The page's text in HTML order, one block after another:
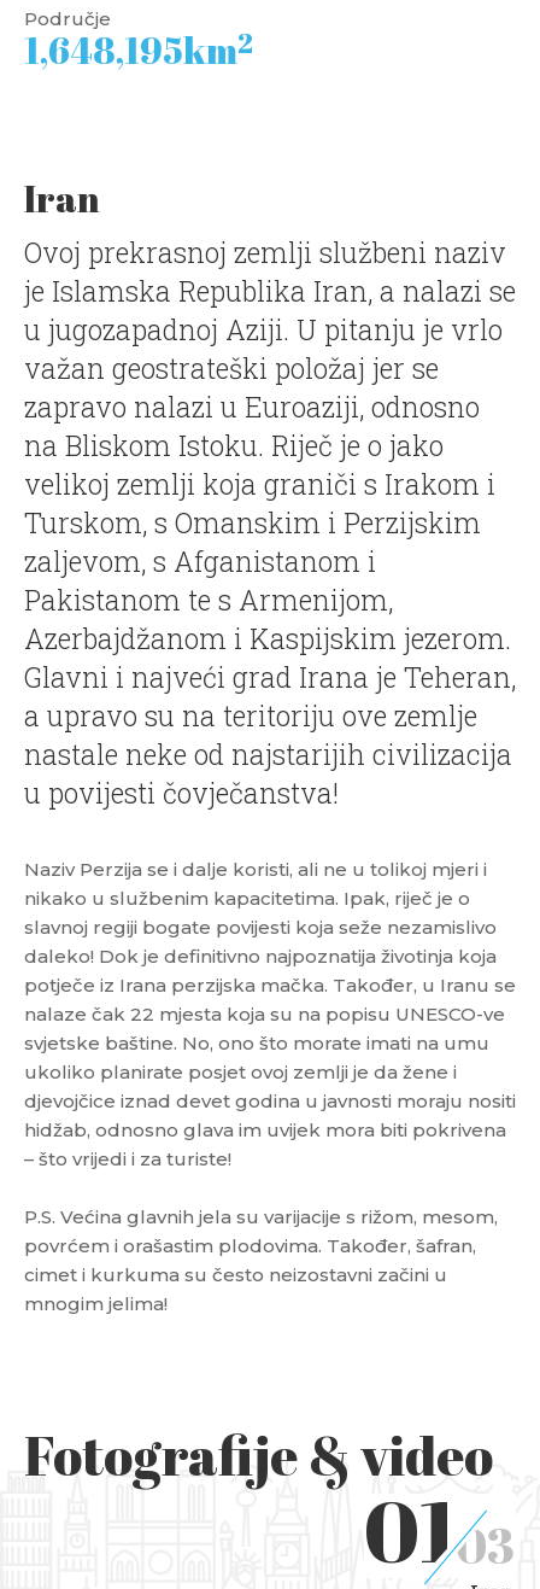
Područje
1,648,195km2
Iran
Ovoj prekrasnoj zemlji službeni naziv
je Islamska Republika Iran, a nalazi se
u jugozapadnoj Aziji. U pitanju je vrlo
važan geostrateški položaj jer se
zapravo nalazi u Euroaziji, odnosno
na Bliskom Istoku. Riječ je o jako
velikoj zemlji koja graniči s Irakom i
Turskom, s Omanskim i Perzijskim
zaljevom, s Afganistanom i
Pakistanom te s Armenijom,
Azerbajdžanom i Kaspijskim jezerom.
Glavni i najveći grad Irana je Teheran,
a upravo su na teritoriju ove zemlje
nastale neke od najstarijih civilizacija
u povijesti čovječanstva!
Naziv Perzija se i dalje koristi, ali ne u tolikoj mjeri i
nikako u službenim kapacitetima. Ipak, riječ je o
slavnoj regiji bogate povijesti koja seže nezamislivo
daleko! Dok je definitivno najpoznatija životinja koja
potječe iz Irana perzijska mačka. Također, u Iranu se
nalaze čak 22 mjesta koja su na popisu UNESCO-ve
svjetske baštine. No, ono što morate imati na umu
ukoliko planirate posjet ovoj zemlji je da žene i
djevojčice iznad devet godina u javnosti moraju nositi
hidžab, odnosno glava im uvijek mora biti pokrivena
– što vrijedi i za turiste!
P.S. Većina glavnih jela su varijacije s rižom, mesom,
povrćem i orašastim plodovima. Također, šafran,
cimet i kurkuma su često neizostavni začini u
mnogim jelima!
Fotografije & video
0103